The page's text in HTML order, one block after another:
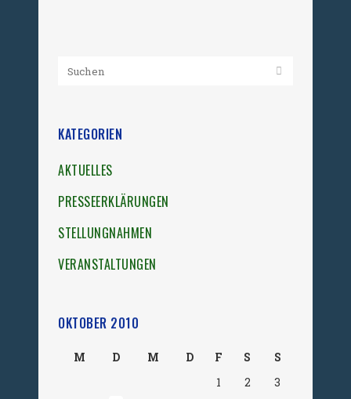
KATEGORIEN
AKTUELLES
PRESSEERKLÄRUNGEN
STELLUNGNAHMEN
VERANSTALTUNGEN
OKTOBER 2010
M D M D F S
S
1
2
3